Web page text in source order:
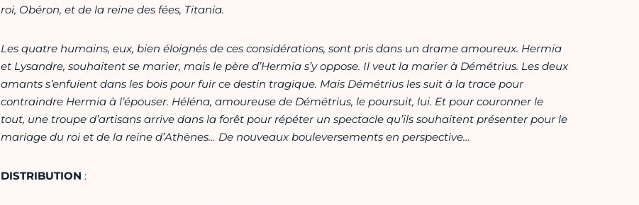
roi, Obéron, et de la reine des fées, Titania.
Les quatre humains, eux, bien éloignés de ces considérations, sont pris dans un drame amoureux. Hermia
et Lysandre, souhaitent se marier, mais le père d’Hermia s’y oppose. Il veut la marier à Démétrius. Les deux
amants s’enfuient dans les bois pour fuir ce destin tragique. Mais Démétrius les suit à la trace pour
contraindre Hermia à l’épouser. Héléna, amoureuse de Démétrius, le poursuit, lui. Et pour couronner le
tout, une troupe d’artisans arrive dans la forêt pour répéter un spectacle qu’ils souhaitent présenter pour le
mariage du roi et de la reine d’Athènes… De nouveaux bouleversements en perspective…
DISTRIBUTION :